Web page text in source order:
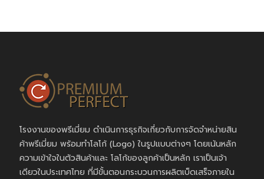
โรงงานของพรีเมี่ยม ดำเนินการธุรกิจเกี่ยวกับการจัดจำหน่ายสิน
ค้าพรีเมี่ยม พร้อมทำโลโก้ (Logo) ในรูปแบบต่างๆ โดยเน้นหลัก
ความเข้าใจในตัวสินค้าและ โลโก้ของลูกค้าเป็นหลัก เราเป็นเจ้า
เดียวในประเทศไทย ที่มีขั้นตอนกระบวนการผลิตเบ็ดเสร็จภายใน